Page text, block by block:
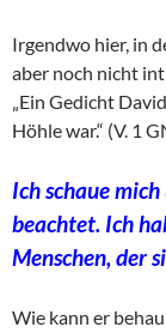
Irgendwo hier, in
aber noch nicht
„Ein Gedicht
Höhle war.“ (V. 1
Ich schaue
beachtet. Ich
Menschen, der
Wie kann er